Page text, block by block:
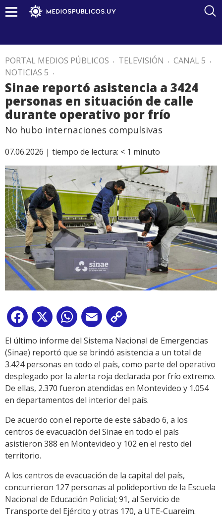
PORTAL MEDIOS PÚBLICOS . TELEVISIÓN . CANAL 5 .
NOTICIAS 5 .
Sinae reportó asistencia a 3424
personas en situación de calle
durante operativo por frío
No hubo internaciones compulsivas
07.06.2026 | tiempo de lectura: < 1 minuto
Facebook
X WhatsApp
Email
Link
El último informe del Sistema Nacional de Emergencias
(Sinae) reportó que se brindó asistencia a un total de
3.424 personas en todo el país, como parte del operativo
desplegado por la alerta roja declarada por frío extremo.
De ellas, 2.370 fueron atendidas en Montevideo y 1.054
en departamentos del interior del país.
De acuerdo con el reporte de este sábado 6, a los
centros de evacuación del Sinae en todo el país
asistieron 388 en Montevideo y 102 en el resto del
territorio.
A los centros de evacuación de la capital del país,
concurrieron 127 personas al polideportivo de la Escuela
Nacional de Educación Policial; 91, al Servicio de
Transporte del Ejército y otras 170, a UTE-Cuareim.